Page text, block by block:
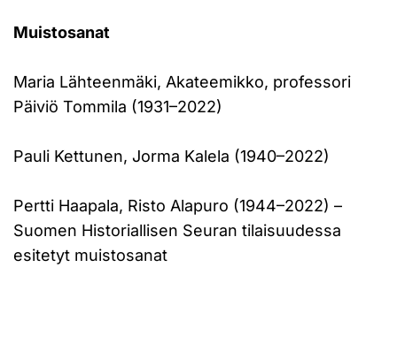
Muistosanat
Maria Lähteenmäki, Akateemikko, professori
Päiviö Tommila (1931–2022)
Pauli Kettunen, Jorma Kalela (1940–2022)
Pertti Haapala, Risto Alapuro (1944–2022) –
Suomen Historiallisen Seuran tilaisuudessa
esitetyt muistosanat